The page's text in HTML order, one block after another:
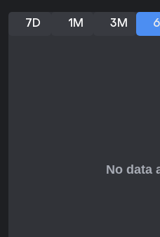
un entorno fantástico
duradero gracias a sus
7D 1M 3M